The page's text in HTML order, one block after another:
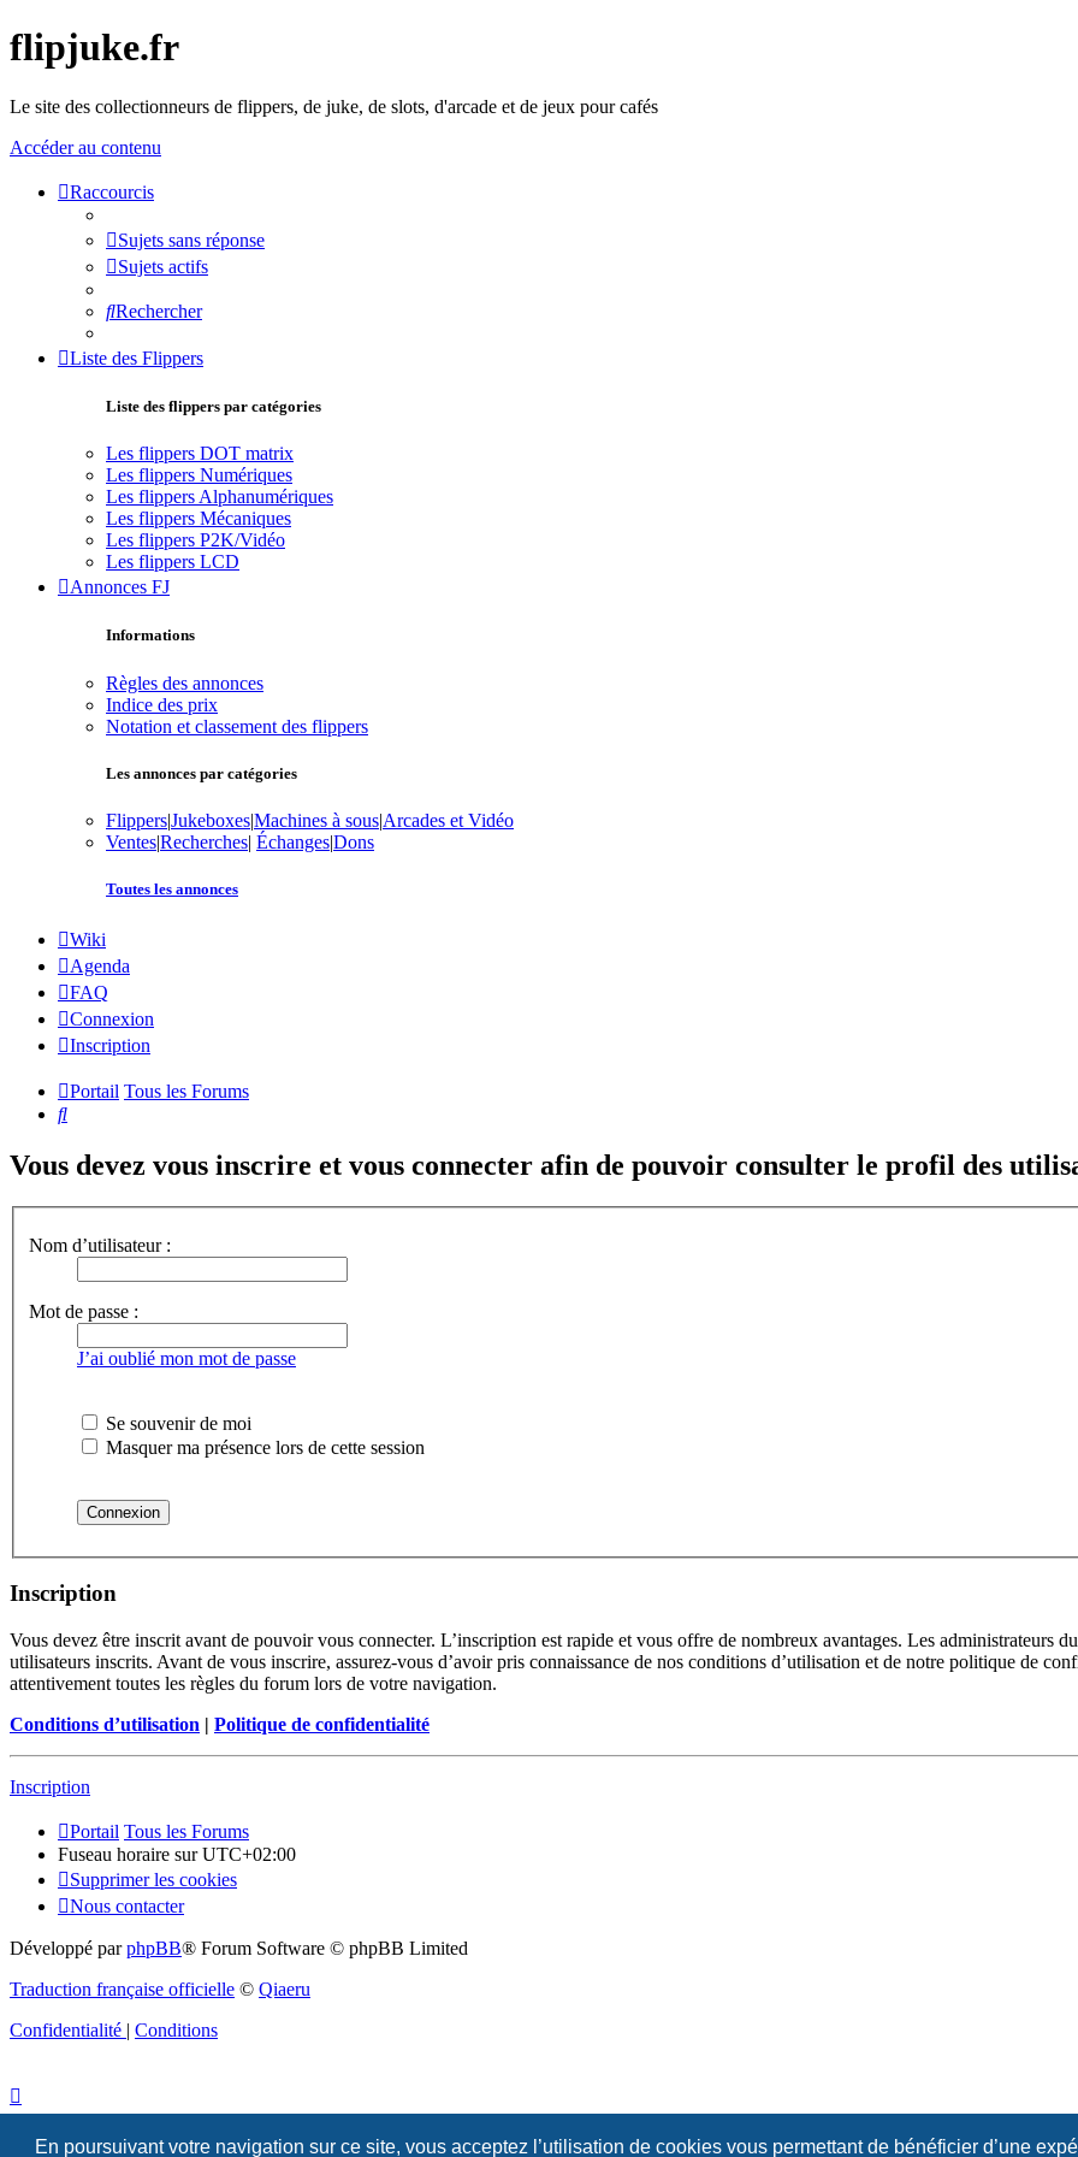
En poursuivant votre navigation sur ce site, vous acceptez l’utilisation de cookies vous permettant de bénéficier d’une
flipjuke.fr
Le site des collectionneurs de flippers, de juke, de slots, d'arcade et de jeux pour cafés
Accéder au contenu
Raccourcis
Sujets sans réponse
Sujets actifs
Rechercher
Liste des Flippers
Liste des flippers par catégories
Les flippers DOT matrix
Les flippers Numériques
Les flippers Alphanumériques
Les flippers Mécaniques
Les flippers P2K/Vidéo
Les flippers LCD
Annonces FJ
Informations
Règles des annonces
Indice des prix
Notation et classement des flippers
Les annonces par catégories
Flippers|Jukeboxes|Machines à sous|Arcades et Vidéo
Ventes|Recherches| Échanges|Dons
Toutes les annonces
Wiki
Agenda
FAQ
Connexion
Inscription
Portail Tous les Forums
Rechercher
Vous devez vous inscrire et vous connecter afin de pouvoir consulter le profil des
Nom d’utilisateur :
Mot de passe :
J’ai oublié mon mot de passe
Se souvenir de moi
Masquer ma présence lors de cette session
Inscription
Vous devez être inscrit avant de pouvoir vous connecter. L’inscription est rapide et vous offre de nombreux avantages. Les administrateurs
utilisateurs inscrits. Avant de vous inscrire, assurez-vous d’avoir pris connaissance de nos conditions d’utilisation et de notre politique de
attentivement toutes les règles du forum lors de votre navigation.
Conditions d’utilisation | Politique de confidentialité
Inscription
Portail Tous les Forums
Fuseau horaire surUTC+02:00
Supprimer les cookies
Nous contacter
Développé parphpBB® Forum Software © phpBB Limited
Traduction française officielle © Qiaeru
Confidentialité | Conditions